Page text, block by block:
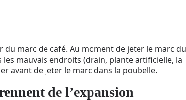
du marc de café. Au moment de jeter le marc du
mauvais endroits (drain, plante artificielle, la
avant de jeter le marc dans la poubelle.
de l’expansion